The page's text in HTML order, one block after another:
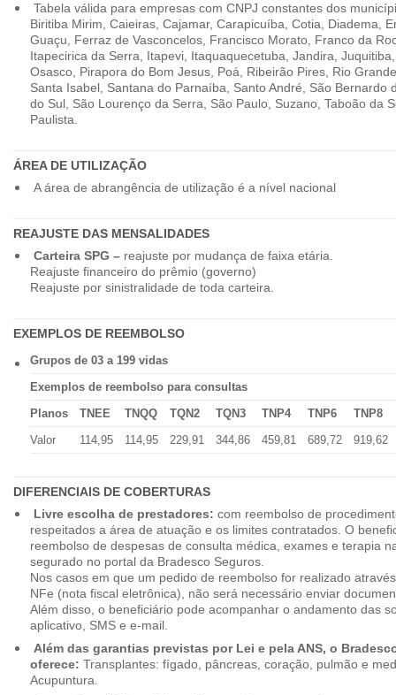
Tabela válida para empresas com CNPJ constantes dos
Biritiba Mirim, Caieiras, Cajamar, Carapicuíba, Cotia, Diadema,
Guaçu, Ferraz de Vasconcelos, Francisco Morato, Franco da
Itapecirica da Serra, Itapevi, Itaquaquecetuba, Jandira,
Osasco, Pirapora do Bom Jesus, Poá, Ribeirão Pires, Rio
Santa Isabel, Santana do Parnaíba, Santo André, São Bernardo
do Sul, São Lourenço da Serra, São Paulo, Suzano, Taboão da
Paulista.
ÁREA DE UTILIZAÇÃO
A área de abrangência de utilização é a nível nacional
REAJUSTE DAS MENSALIDADES
Carteira SPG –reajuste por mudança de faixa etária.
Reajuste financeiro do prêmio (governo)
Reajuste por sinistralidade de toda carteira.
EXEMPLOS DE REEMBOLSO
Grupos de 03 a 199 vidas
Exemplos de reembolso para consultas
Planos
TNEE TNQQ TQN2 TQN3 TNP4 TNP6
TNP8
Valor
114,95 114,95 229,91 344,86 459,81 689,72 919,62
DIFERENCIAIS DE COBERTURAS
Livre escolha de prestadores: com reembolso de
respeitados a área de atuação e os limites contratados. O
reembolso de despesas de consulta médica, exames e terapia
segurado no portal da Bradesco Seguros.
Nos casos em que um pedido de reembolso for realizado
NFe (nota fiscal eletrônica), não será necessário enviar
Além disso, o beneficiário pode acompanhar o andamento das
aplicativo, SMS e e-mail.
Além das garantias previstas por Lei e pela ANS, o
oferece: Transplantes: fígado, pâncreas, coração, pulmão e
Acupuntura.